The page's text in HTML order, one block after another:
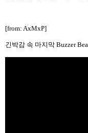
[from: AxMxP]
긴박감 속 마지막 Buzzer